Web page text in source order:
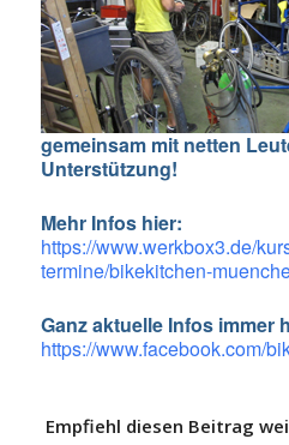
gemeinsam mit netten
Unterstützung!
Mehr Infos hier:
https://www.werkbox3.de/
termine/bikekitchen-
Ganz aktuelle Infos immer
https://www.facebook.com/
Empfiehl diesen Beitrag